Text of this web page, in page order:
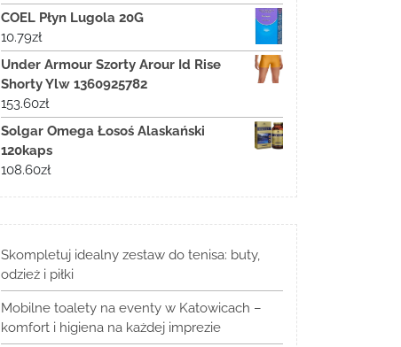
COEL Płyn Lugola 20G
10.79zł
Under Armour Szorty Arour Id Rise
Shorty Ylw 1360925782
153.60zł
Solgar Omega Łosoś Alaskański
120kaps
108.60zł
Skompletuj idealny zestaw do tenisa: buty,
odzież i piłki
Mobilne toalety na eventy w Katowicach –
komfort i higiena na każdej imprezie